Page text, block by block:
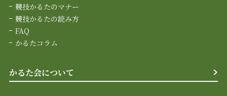
競技かるたのマナー
競技かるたの読み方
FAQ
かるたコラム
かるた会について